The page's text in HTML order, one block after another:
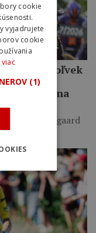
kedykoľvek
na
Vingegaard
cookie
vyjadrujete
cookie
(1)